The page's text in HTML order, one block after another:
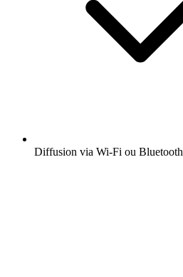
Diffusion via Wi-Fi ou Bluetooth